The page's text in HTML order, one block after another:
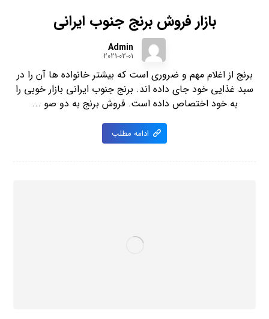
بازار فروش برنج جنوب ایرانی
Admin
2021-02-01
برنج از اغلام مهم و ضروری است که بیشتر خانواده ها آن را در
سبد غذایی خود جای داده اند. برنج جنوب ایرانی بازار خوبی را
به خود اختصاص داده است. فروش برنج به دو صو ...
ادامه مطلب